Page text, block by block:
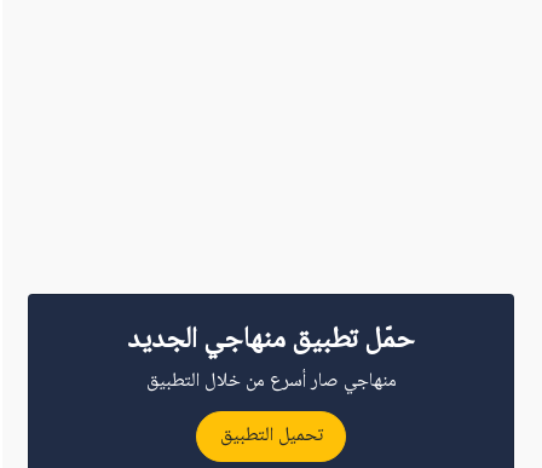
حمّل تطبيق منهاجي الجديد
منهاجي صار أسرع من خلال التطبيق
تحميل التطبيق